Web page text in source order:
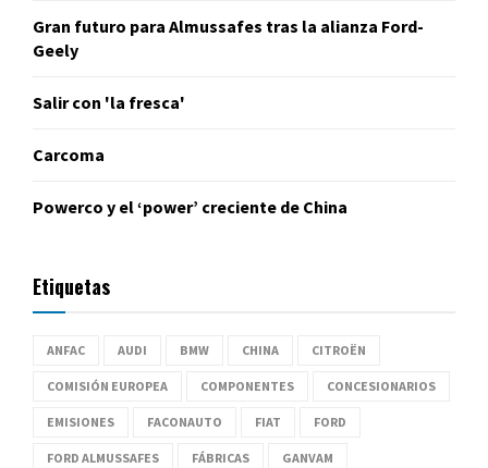
Gran futuro para Almussafes tras la alianza Ford-
Geely
Salir con 'la fresca'
Carcoma
Powerco y el ‘power’ creciente de China
Etiquetas
ANFAC AUDI BMW CHINA CITROËN
COMISIÓN EUROPEA COMPONENTES CONCESIONARIOS
EMISIONES FACONAUTO FIAT FORD
FORD ALMUSSAFES FÁBRICAS GANVAM